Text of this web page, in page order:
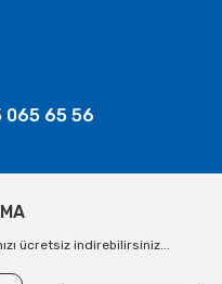
065 65 56
ücretsiz indirebilirsiniz...